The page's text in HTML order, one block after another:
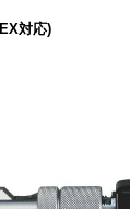
対応)